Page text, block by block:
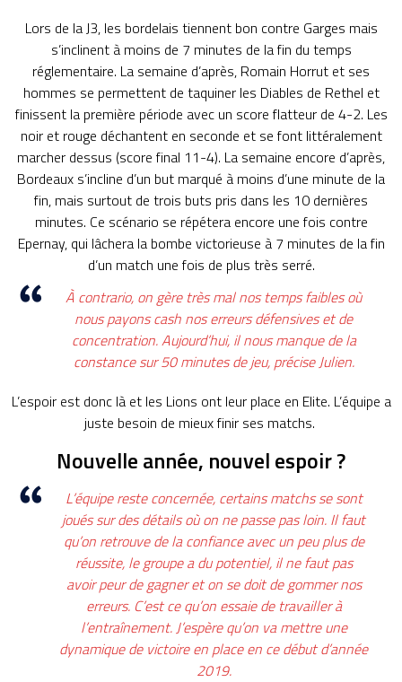
Lors de laJ3, les bordelais tiennent bon contre Garges mais
s’inclinent à moins de 7 minutes de la fin du temps
réglementaire. La semaine d’après, Romain Horrut et ses
hommes se permettent de taquiner les Diables de Rethel et
finissent la première période avec un score flatteur de 4-2. Les
noir et rouge déchantent en seconde et se font littéralement
marcher dessus (score final 11-4). La semaine encore d’après,
Bordeaux s’incline d’un but marqué à moins d’une minute de la
fin, mais surtout de trois buts pris dans les 10 dernières
minutes. Ce scénario se répétera encore une fois contre
Epernay, qui lâchera la bombe victorieuse à 7 minutes de la fin
d’un match une fois de plus très serré.
À contrario, on gère très mal nos temps faibles où
nous payons cash nos erreurs défensives et de
concentration.Aujourd’hui, il nous manque de la
constance sur 50 minutes de jeu, précise Julien.
L’espoir est donc là et les Lions ont leur place en Elite. L’équipe a
juste besoin de mieux finir ses matchs.
Nouvelle année, nouvel espoir ?
L’équipe reste concernée, certains matchs se sont
joués sur des détailsoùon ne passe pas loin. Il faut
qu’on retrouve de la confiance avec un peu plus de
réussite, le groupe a du potentiel, il ne faut pas
avoirpeurde gagner et on se doit de gommer nos
erreurs. C’est ce qu’on essaie de travailler à
l’entraînement.J’espère qu’on va mettre une
dynamique de victoire en place en ce début d’année
2019.